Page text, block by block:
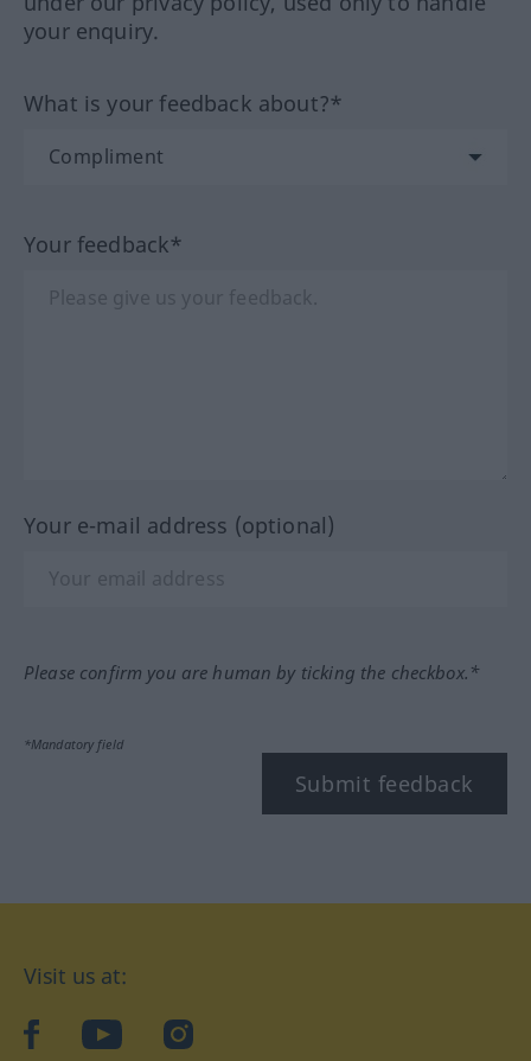
your enquiry.
What is your feedback about?*
Your feedback*
Your e-mail address (optional)
Please confirm you are human by ticking the checkbox.*
*Mandatory field
Submit feedback
Visit us at:
facebookYouTubeInstagram